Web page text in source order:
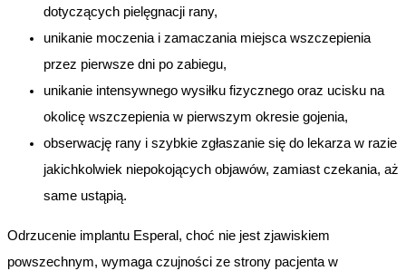
dotyczących pielęgnacji rany,
unikanie moczenia i zamaczania miejsca wszczepienia
przez pierwsze dni po zabiegu,
unikanie intensywnego wysiłku fizycznego oraz ucisku na
okolicę wszczepienia w pierwszym okresie gojenia,
obserwację rany i szybkie zgłaszanie się do lekarza w razie
jakichkolwiek niepokojących objawów, zamiast czekania, aż
same ustąpią.
Odrzucenie implantu Esperal, choć nie jest zjawiskiem
powszechnym, wymaga czujności ze strony pacjenta w